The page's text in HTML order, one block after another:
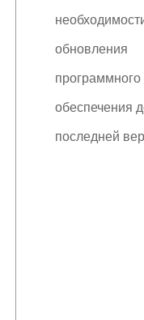
обновления
программного
обеспечения
последней